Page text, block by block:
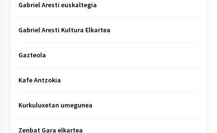
Gabriel Aresti euskaltegia
Gabriel Aresti Kultura Elkartea
Gazteola
Kafe Antzokia
Kurkuluxetan umegunea
Zenbat Gara elkartea